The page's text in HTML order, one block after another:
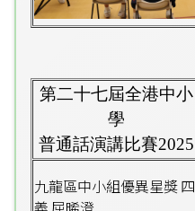
第二十七屆全港中小
學
普通話演講比賽2025
九龍區中小組優異星獎 四